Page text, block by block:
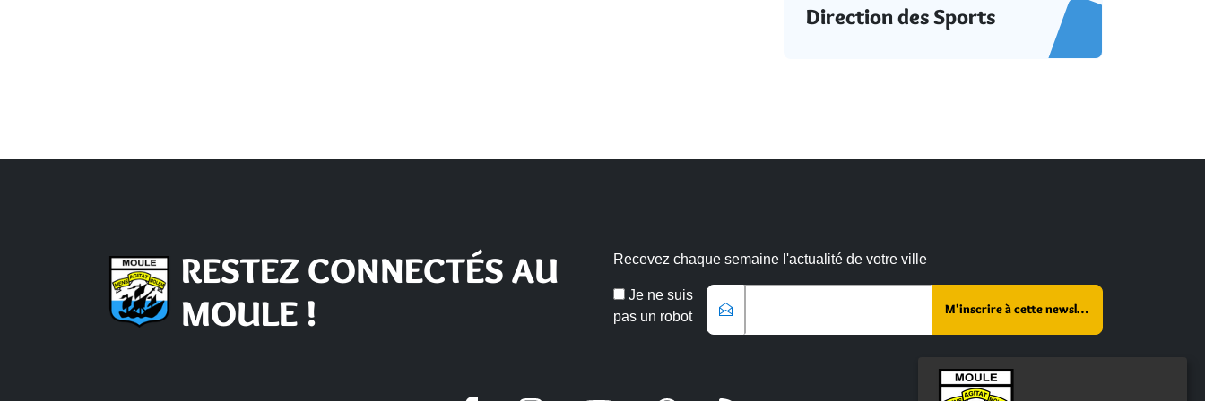
Direction des Sports
RESTEZ CONNECTÉS AU
MOULE !
Recevez chaque semaine l'actualité de votre ville
Je ne suis
pas un robot
Veuillez laisser ce champ vide :
Email